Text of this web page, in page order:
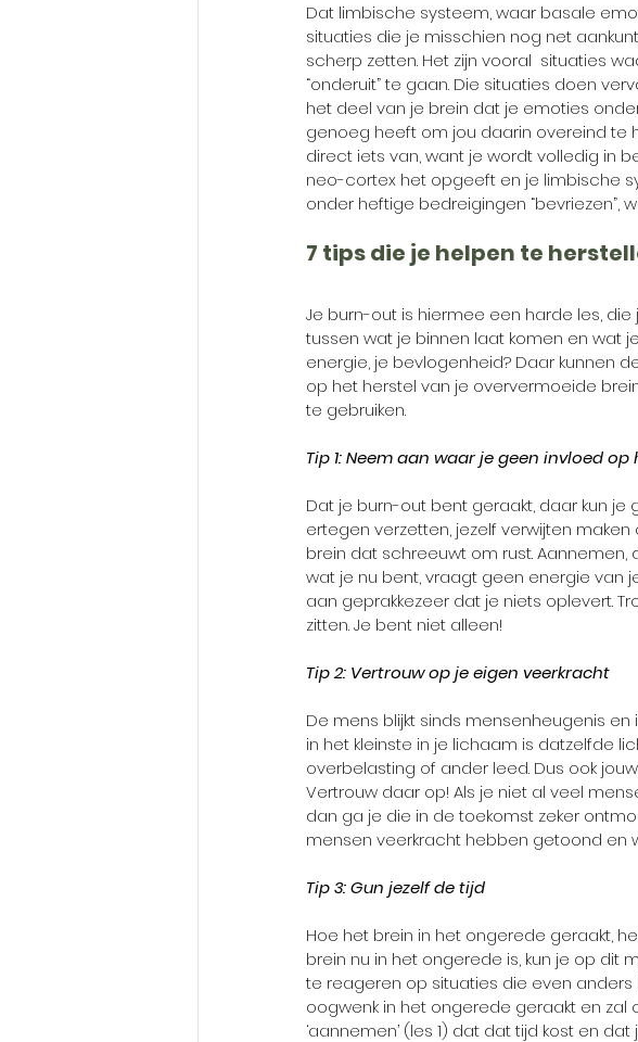
Dat limbische systeem, waar basale
situaties die je misschien nog net
scherp zetten. Het zijn vooral  situaties
“onderuit” te gaan. Die situaties doen
het deel van je brein dat je emoties
genoeg heeft om jou daarin overeind te
direct iets van, want je wordt volledig in
neo-cortex het opgeeft en je limbische
onder heftige bedreigingen “bevriezen”,
7 tips die je helpen te
Je burn-out is hiermee een harde les,
tussen wat je binnen laat komen en wat
energie, je bevlogenheid? Daar kunnen
op het herstel van je oververmoeide
te gebruiken.
Tip 1: Neem aan waar je geen invloed op
Dat je burn-out bent geraakt, daar kun
ertegen verzetten, jezelf verwijten
brein dat schreeuwt om rust. Aannemen,
wat je nu bent, vraagt geen energie van
aan geprakkezeer dat je niets oplevert.
zitten. Je bent niet alleen!
Tip 2: Vertrouw op je eigen veerkracht
De mens blijkt sinds mensenheugenis
in het kleinste in je lichaam is datzelfde
overbelasting of ander leed. Dus ook
Vertrouw daar op! Als je niet al veel
dan ga je die in de toekomst zeker
mensen veerkracht hebben getoond en
Tip 3: Gun jezelf de tijd
Hoe het brein in het ongerede geraakt,
brein nu in het ongerede is, kun je op
te reageren op situaties die even anders
oogwenk in het ongerede geraakt en zal
‘aannemen’ (les 1) dat dat tijd kost en